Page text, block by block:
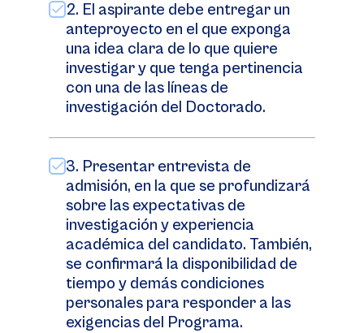
2. El aspirante debe entregar un
anteproyecto en el que exponga
una idea clara de lo que quiere
investigar y que tenga pertinencia
con una de las líneas de
investigación del Doctorado.
3. Presentar entrevista de
admisión, en la que se profundizará
sobre las expectativas de
investigación y experiencia
académica del candidato. También,
se confirmará la disponibilidad de
tiempo y demás condiciones
personales para responder a las
exigencias del Programa.